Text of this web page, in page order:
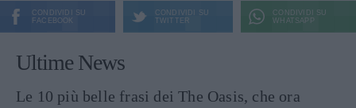
CONDIVIDI SU
FACEBOOK
CONDIVIDI SU
TWITTER
CONDIVIDI SU
WHATSAPP
Ultime News
Le 10 più belle frasi dei The Oasis, che ora